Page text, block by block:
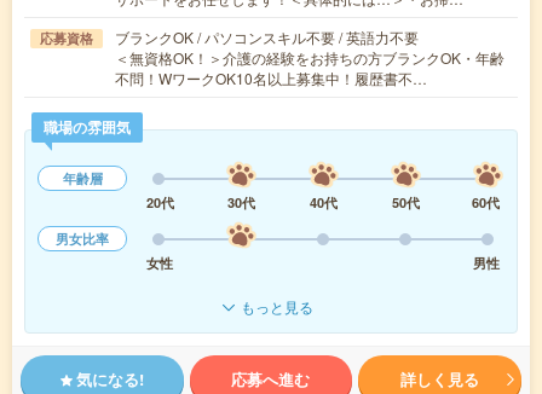
応募資格
ブランクOK / パソコンスキル不要 / 英語力不要
＜無資格OK！＞介護の経験をお持ちの方ブランクOK・年齢
不問！WワークOK10名以上募集中！履歴書不…
職場の雰囲気
年齢層
20代
30代 40代 50代
60代
男女比率
女性
男性
もっと見る
気になる! 応募へ進む 詳しく見る